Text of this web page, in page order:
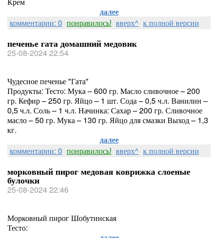
далее
комментарии: 0 понравилось! вверх^ к полной версии
печенье гата домашний медовик
25-08-2024 22:54
Чудесное печенье "Гата"
Продукты: Тесто: Мука – 600 гр. Масло сливочное – 200
гр. Кефир – 250 гр. Яйцо – 1 шт. Сода – 0,5 ч.л. Ванилин –
0,5 ч.л. Соль – 1 ч.л. Начинка: Сахар – 200 гр. Сливочное
масло – 50 гр. Мука – 130 гр. Яйцо для смазки Выход – 1,3
кг.
далее
комментарии: 0 понравилось! вверх^ к полной версии
морковный пирог медовая коврижка слоеные
булочки
25-08-2024 22:46
Морковный пирог Шобутинская
Тесто: